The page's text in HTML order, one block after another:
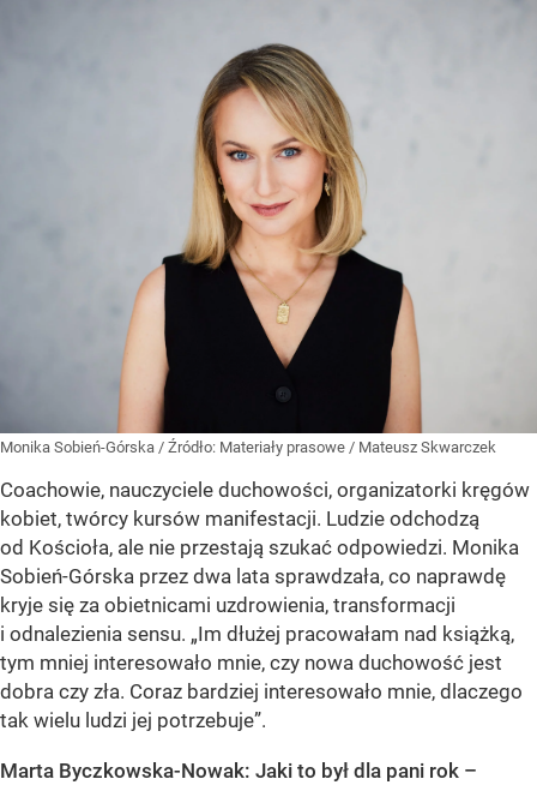
Monika Sobień-Górska / Źródło: Materiały prasowe / Mateusz Skwarczek
Coachowie, nauczyciele duchowości, organizatorki kręgów
kobiet, twórcy kursów manifestacji. Ludzie odchodzą
od Kościoła, ale nie przestają szukać odpowiedzi. Monika
Sobień-Górska przez dwa lata sprawdzała, co naprawdę
kryje się za obietnicami uzdrowienia, transformacji
i odnalezienia sensu. „Im dłużej pracowałam nad książką,
tym mniej interesowało mnie, czy nowa duchowość jest
dobra czy zła. Coraz bardziej interesowało mnie, dlaczego
tak wielu ludzi jej potrzebuje”.
Marta Byczkowska-Nowak: Jaki to był dla pani rok –